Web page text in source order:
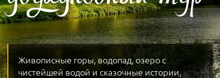
Живописные горы, водопад, озеро с
чистейшей водой и сказочные истории,